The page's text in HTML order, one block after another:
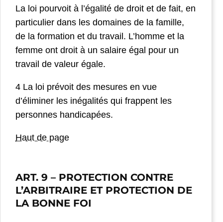
La loi pourvoit à l’égalité de droit et de fait, en
particulier dans les domaines de la famille,
de la formation et du travail. L’homme et la
femme ont droit à un salaire égal pour un
travail de valeur égale.
4 La loi prévoit des mesures en vue
d’éliminer les inégalités qui frappent les
personnes handicapées.
Haut de page
ART. 9 – PROTECTION CONTRE
L’ARBITRAIRE ET PROTECTION DE
LA BONNE FOI